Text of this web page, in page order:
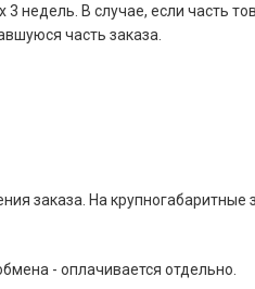
недель. В случае, если часть
часть заказа.
заказа. На крупногабаритные
- оплачивается отдельно.